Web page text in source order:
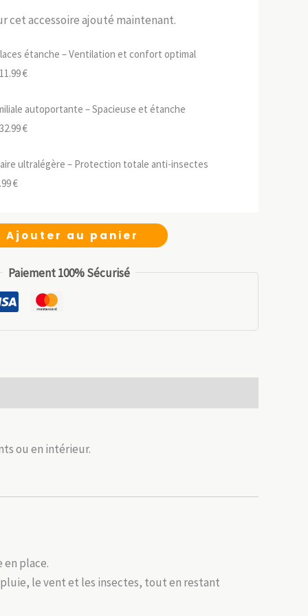
cet accessoire ajouté maintenant.
étanche – Ventilation et confort optimal
:
€Le
actuel
est :
autoportante – Spacieuse et étanche
:
€Le
actuel
ultralégère – Protection totale anti-insectes
:
€Le
actuel
est :
Ajouter au panier
Paiement 100% Sécurisé
ou en intérieur.
place.
le vent et les insectes, tout en restant